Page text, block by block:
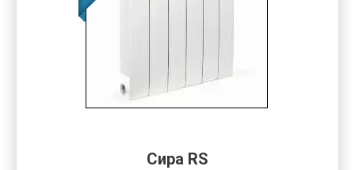
Сира RS